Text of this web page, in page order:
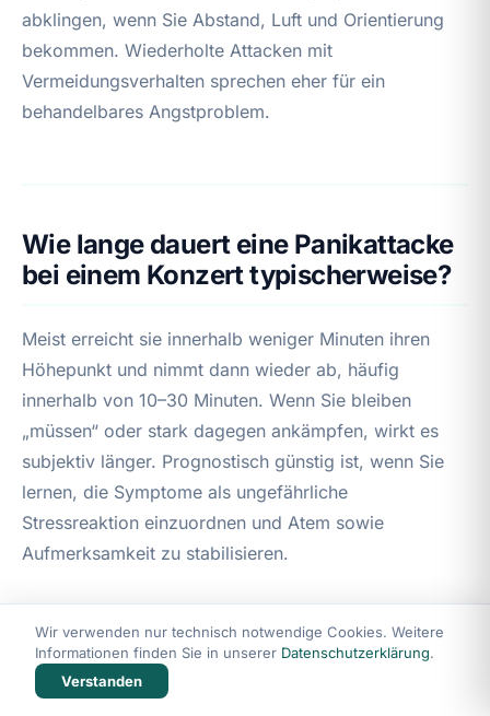
abklingen, wenn Sie Abstand, Luft und Orientierung
bekommen. Wiederholte Attacken mit
Vermeidungsverhalten sprechen eher für ein
behandelbares Angstproblem.
Wie lange dauert eine Panikattacke
bei einem Konzert typischerweise?
Meist erreicht sie innerhalb weniger Minuten ihren
Höhepunkt und nimmt dann wieder ab, häufig
innerhalb von 10–30 Minuten. Wenn Sie bleiben
„müssen“ oder stark dagegen ankämpfen, wirkt es
subjektiv länger. Prognostisch günstig ist, wenn Sie
lernen, die Symptome als ungefährliche
Stressreaktion einzuordnen und Atem sowie
Aufmerksamkeit zu stabilisieren.
Was kann ich im Moment der Panik
Wir verwenden nur technisch notwendige Cookies. Weitere
Informationen finden Sie in unserer Datenschutzerklärung.
Verstanden